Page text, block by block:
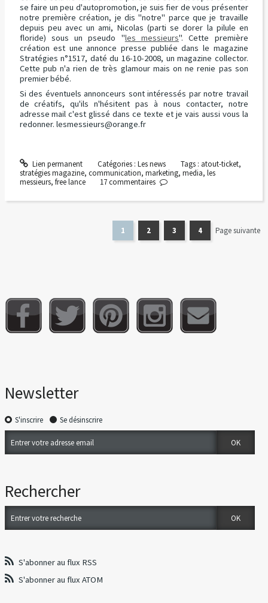
se faire un peu d'autopromotion, je suis fier de vous présenter
notre première création, je dis "notre" parce que je travaille
depuis peu avec un ami, Nicolas (parti se dorer la pilule en
floride) sous un pseudo "les messieurs". Cette première
création est une annonce presse publiée dans le magazine
Stratégies n°1517, daté du 16-10-2008, un magazine collector.
Cette pub n'a rien de très glamour mais on ne renie pas son
premier bébé.
Si des éventuels annonceurs sont intéressés par notre travail
de créatifs, qu'ils n'hésitent pas à nous contacter, notre
adresse mail c'est glissé dans ce texte et je vais aussi vous la
redonner. lesmessieurs@orange.fr
Lien permanent Catégories : Les news Tags : atout-ticket,
stratégies magazine, communication, marketing, media, les
messieurs, free lance 17commentaires
1 2 3 4 Page suivante
Newsletter
S'inscrire Se désinscrire
Rechercher
S'abonner au flux RSS
S'abonner au flux ATOM